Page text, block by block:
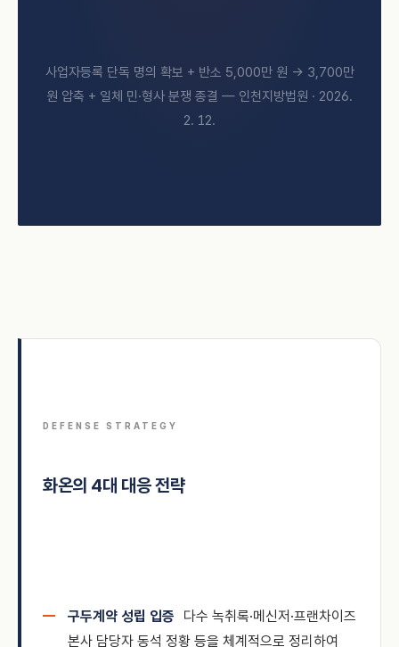
사업자등록 단독 명의 확보 + 반소 5,000만 원 → 3,700만
원 압축 + 일체 민·형사 분쟁 종결 — 인천지방법원 · 2026.
2. 12.
DEFENSE STRATEGY
화온의 4대 대응 전략
구두계약 성립 입증
다수 녹취록·메신저·프랜차이즈
본사 담당자 동석 정황 등을 체계적으로 정리하여